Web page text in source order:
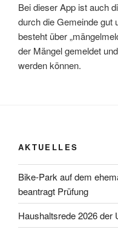
Bei dieser App ist auch
durch die Gemeinde gut
besteht über
der Mängel gemeldet
werden können.
AKTUELLES
Bike-Park auf dem
beantragt Prüfung
Haushaltsrede 2026 der